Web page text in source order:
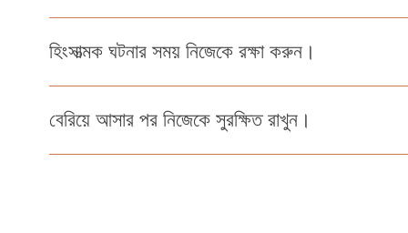
হিংসাত্মক ঘটনার সময় নিজেকে রক্ষা করুন।
বেরিয়ে আসার পর নিজেকে সুরক্ষিত রাখুন।